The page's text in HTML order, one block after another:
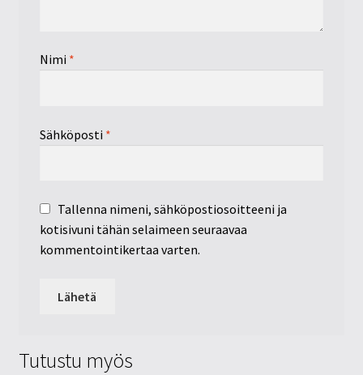
Nimi *
Sähköposti *
Tallenna nimeni, sähköpostiosoitteeni ja
kotisivuni tähän selaimeen seuraavaa
kommentointikertaa varten.
Tutustu myös